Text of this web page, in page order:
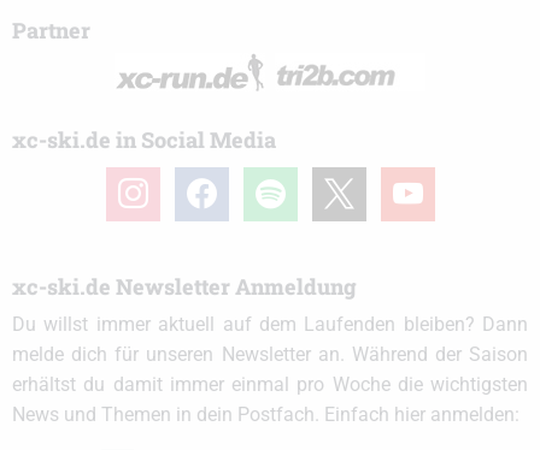
Partner
xc-ski.de in Social Media
instagramfacebook spotify youtube
xc-ski.de Newsletter Anmeldung
Du willst immer aktuell auf dem Laufenden bleiben? Dann
melde dich für unseren Newsletter an. Während der Saison
erhältst du damit immer einmal pro Woche die wichtigsten
News und Themen in dein Postfach. Einfach hier anmelden: